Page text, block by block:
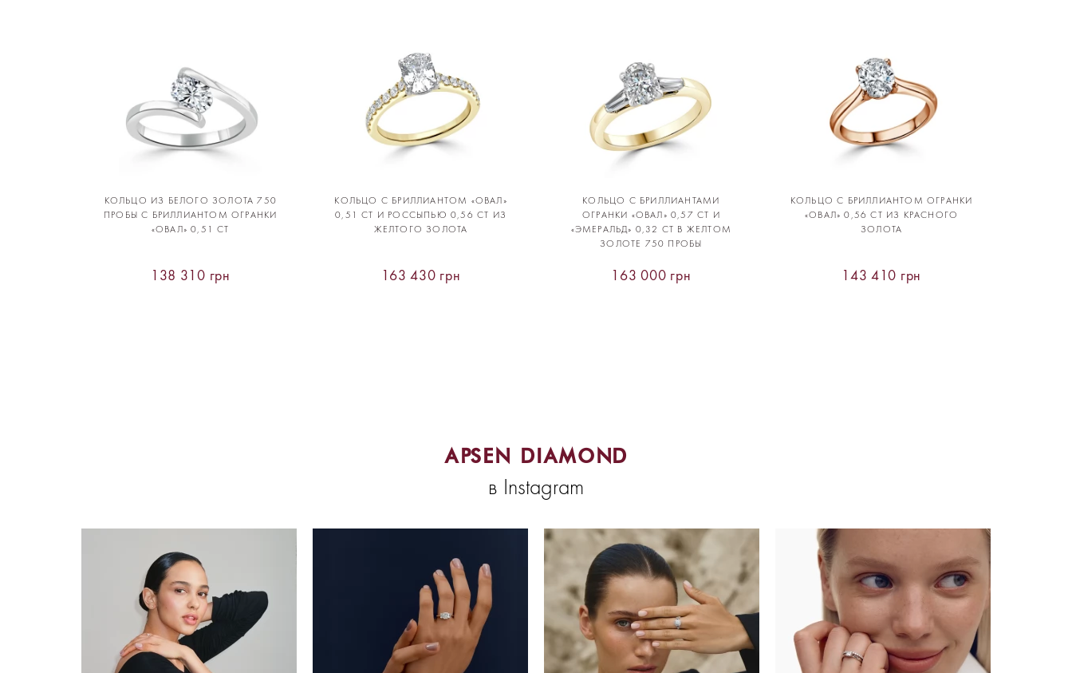
КОЛЬЦО ИЗ БЕЛОГО ЗОЛОТА 750
ПРОБЫ С БРИЛЛИАНТОМ ОГРАНКИ
«ОВАЛ» 0,51 CT
138 310 грн
КОЛЬЦО С БРИЛЛИАНТОМ «ОВАЛ»
0,51 CT И РОССЫПЬЮ 0,56 CT ИЗ
ЖЕЛТОГО ЗОЛОТА
163 430 грн
КОЛЬЦО С БРИЛЛИАНТАМИ
ОГРАНКИ «ОВАЛ» 0,57 CT И
«ЭМЕРАЛЬД» 0,32 CT В ЖЕЛТОМ
ЗОЛОТЕ 750 ПРОБЫ
163 000 грн
КОЛЬЦО С БРИЛЛИАНТОМ ОГРАНКИ
«ОВАЛ» 0,56 CT ИЗ КРАСНОГО
ЗОЛОТА
143 410 грн
APSEN DIAMOND
в Instagram